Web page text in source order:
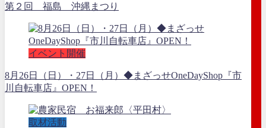
第２回 福島 沖縄まつり
イベント開催
8月26日（日）・27日（月）◆まざっせOneDayShop『市
川自転車店』OPEN！
取材活動